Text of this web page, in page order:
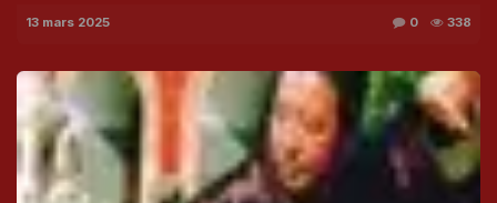
13 mars 2025 0 338